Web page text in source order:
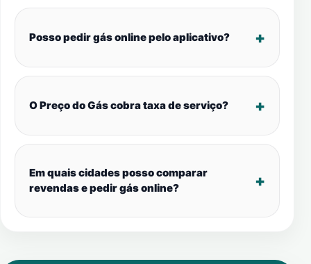
Posso pedir gás online pelo aplicativo?
O Preço do Gás cobra taxa de serviço?
Em quais cidades posso comparar
revendas e pedir gás online?